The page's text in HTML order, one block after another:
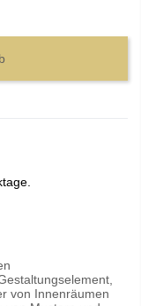
von Innenräumen